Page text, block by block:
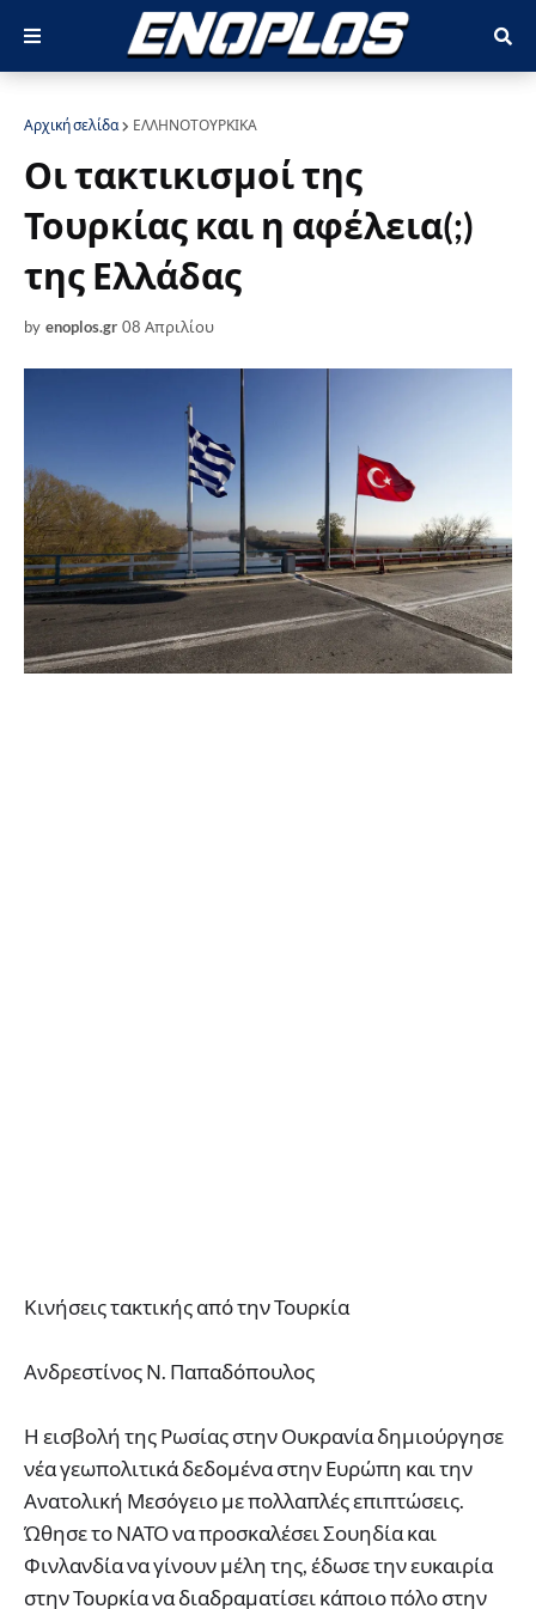
Αρχική σελίδα ΕΛΛΗΝΟΤΟΥΡΚΙΚΑ
Οι τακτικισμοί της
Τουρκίας και η αφέλεια(;)
της Ελλάδας
by enoplos.gr 08 Απριλίου
Κινήσεις τακτικής από την Τουρκία
Ανδρεστίνος Ν. Παπαδόπουλος
Η εισβολή της Ρωσίας στην Ουκρανία δημιούργησε
νέα γεωπολιτικά δεδομένα στην Ευρώπη και την
Ανατολική Μεσόγειο με πολλαπλές επιπτώσεις.
Ώθησε το ΝΑΤΟ να προσκαλέσει Σουηδία και
Φινλανδία να γίνουν μέλη της, έδωσε την ευκαιρία
στην Τουρκία να διαδραματίσει κάποιο πόλο στην